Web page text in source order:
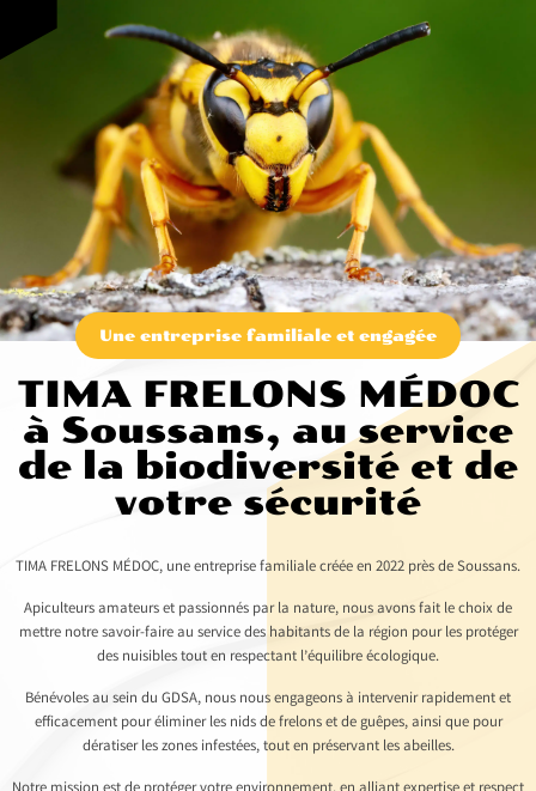
Une entreprise familiale et engagée
TIMA FRELONS MÉDOC
à Soussans, au service
de la biodiversité et de
votre sécurité
TIMA FRELONS MÉDOC, une entreprise familiale créée en 2022 près de Soussans.
Apiculteurs amateurs et passionnés par la nature, nous avons fait le choix de
mettre notre savoir-faire au service des habitants de la région pour les protéger
des nuisibles tout en respectant l’équilibre écologique.
Bénévoles au sein du GDSA, nous nous engageons à intervenir rapidement et
efficacement pour éliminer les nids de frelons et de guêpes, ainsi que pour
dératiser les zones infestées, tout en préservant les abeilles.